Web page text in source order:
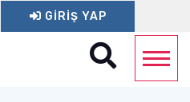
GIRIŞ YAP